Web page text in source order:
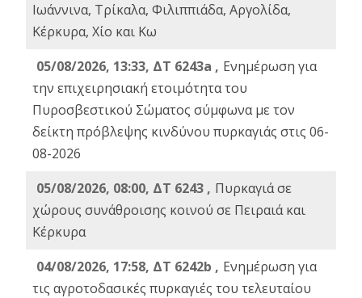
Ιωάννινα, Τρίκαλα, Φιλιππιάδα, Αργολίδα,
Κέρκυρα, Χίο και Κω
05/08/2026, 13:33, ΔΤ 6243a , Ενημέρωση για
την επιχειρησιακή ετοιμότητα του
Πυροσβεστικού Σώματος σύμφωνα με τον
δείκτη πρόβλεψης κινδύνου πυρκαγιάς στις 06-
08-2026
05/08/2026, 08:00, ΔΤ 6243 , Πυρκαγιά σε
χώρους συνάθροισης κοινού σε Πειραιά και
Κέρκυρα
04/08/2026, 17:58, ΔΤ 6242b , Ενημέρωση για
τις αγροτοδασικές πυρκαγιές του τελευταίου